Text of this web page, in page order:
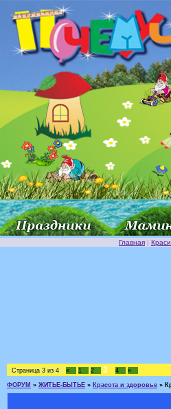
Главная |
Страница 3 из 4 « 1 2 3 4 »
ФОРУМ » ЖИТЬЕ-БЫТЬЕ » Красота и здоровье »